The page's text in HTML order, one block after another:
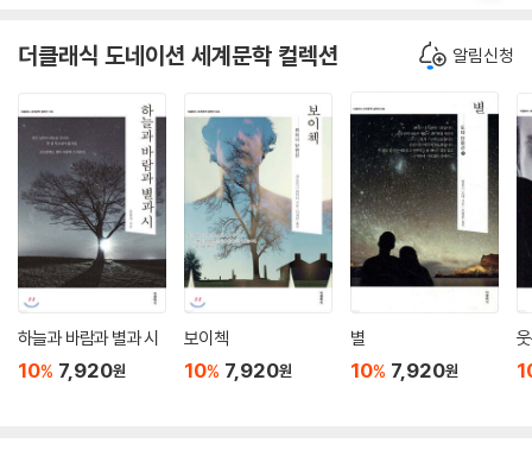
더클래식 도네이션 세계문학 컬렉션 알림신청
하늘과 바람과 별과 시
10% 7,920원
보이첵
10% 7,920원
별
10% 7,920원